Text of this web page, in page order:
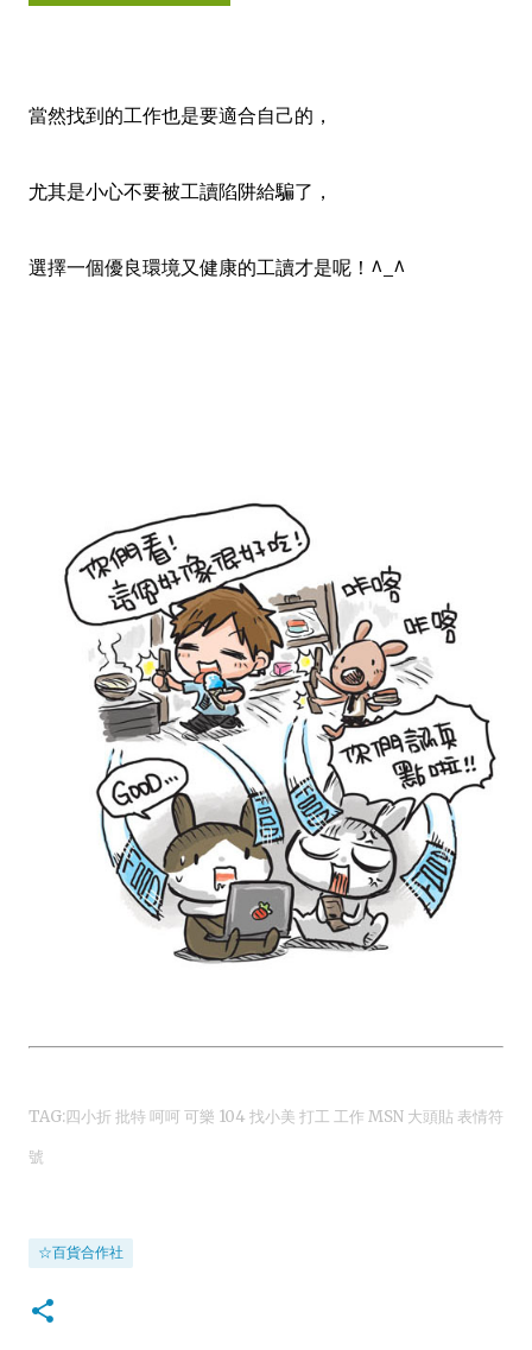
當然找到的工作也是要適合自己的，
尤其是小心不要被工讀陷阱給騙了，
選擇一個優良環境又健康的工讀才是呢！^_^
TAG:四小折 批特 呵呵 可樂 104 找小美 打工 工作 MSN 大頭貼 表情符
號
☆百貨合作社